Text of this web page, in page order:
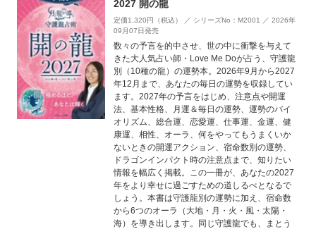
2027 開の龍
定価1,320円（税込） ／ シリーズNo：M2001 ／ 2026年
09月07日発売
数々の予言を的中させ、世の中に衝撃を与えて
きた大人気占い師・Love Me Doが占う、守護龍
別（10種の龍）の運勢本。2026年9月から2027
年12月まで、あなたの毎日の運勢を収録してい
ます。2027年の予言をはじめ、注意点や開運
法、基本性格、月運＆毎日の運勢、運勢のバイ
オリズム、総合運、恋愛運、仕事運、金運、健
康運、相性、オーラ、何をやってもうまくいか
ないときの開運アクション、宿命数別の運勢、
ドラゴンインパクト時の注意点まで、知りたい
情報を幅広く掲載。この一冊が、あなたの2027
年をより幸せに過ごすための道しるべとなるで
しょう。本書は守護龍別の運勢に加え、宿命数
から6つのオーラ（大地・月・火・風・太陽・
海）を導き出します。同じ守護龍でも、まとう